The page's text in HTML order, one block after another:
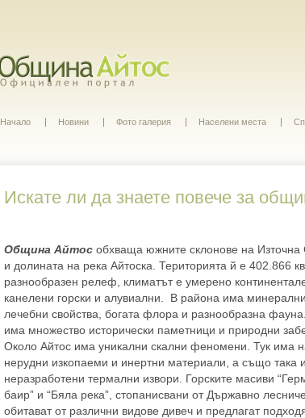
Начало Новини Фото галерия Населени места
Искате ли да знаете повече за
Община Айтос обхваща южните склонове на Източна
и долината на река Айтоска. Територията й е 402.866
разнообразен релеф, климатът е умерено
канелени горски и алувиални. В района има
лечебни свойства, богата флора и разнообразна
има множество исторически паметници и природни
Около Айтос има уникални скални феномени. Тук има
нерудни изкопаеми и инертни материали, а също така и
неразработени термални извори. Горските масиви
баир” и “Бяла река”, стопанисвани от Държавно
обитават от различни видове дивеч и предлагат